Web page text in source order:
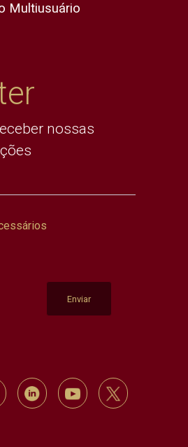
Multiusuário
nossas
Enviar